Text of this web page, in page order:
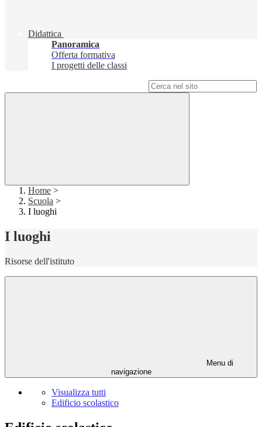
Didattica
Panoramica
Offerta formativa
I progetti delle classi
Home >
Scuola >
I luoghi
I luoghi
Risorse dell'istituto
Menu di
navigazione
Visualizza tutti
Edificio scolastico